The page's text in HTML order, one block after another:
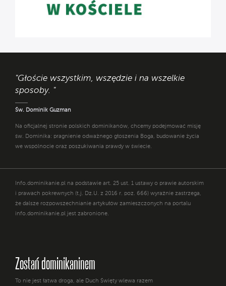
"Głoście wszystkim, wszędzie i na wszelkie
sposoby. "
Św. Dominik Guzman
Na oficjalnej stronie polskich dominikanów, chcemy podejmować misję
św. Dominika: pragnienie odważnego głoszenia Boga, budowanie życia
we wspólnocie oraz poszukiwania prawdy w świecie.
Info.dominikanie.pl na podstawie art. 25 ust. 1 ustawy o prawie autorskim
i prawach pokrewnych (t.j. Dz.U. z 2016 r. poz. 666) wyraźnie zastrzega,
że dalsze rozpowszechnianie artykułów zamieszczonych na portalu
info.dominikanie.pl jest zabronione.
Zostań dominikaninem
To nie jest łatwa droga, ale Duch Święty wlewa razem